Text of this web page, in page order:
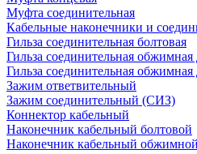
Муфта соединительная
Кабельные наконечники и
Гильза соединительная болтовая
Гильза соединительная
Гильза соединительная обжимная
Зажим ответвительный
Зажим соединительный (СИЗ)
Коннектор кабельный
Наконечник кабельный болтовой
Наконечник кабельный